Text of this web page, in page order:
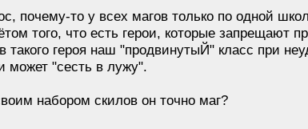
почему-то у всех магов только по одной
того, что есть герои, которые запрещают
героя наш "продвинутыЙ" класс при
"сесть в лужу".
набором скилов он точно маг?